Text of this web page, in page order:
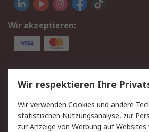
Wir akzeptieren:
Service
Value Added Services
Rücksendungen
Hilfe
Wir respektieren Ihre
Wir verwenden Cookies und andere
statistischen Nutzungsanalyse, zur
zur Anzeige von Werbung auf Websites